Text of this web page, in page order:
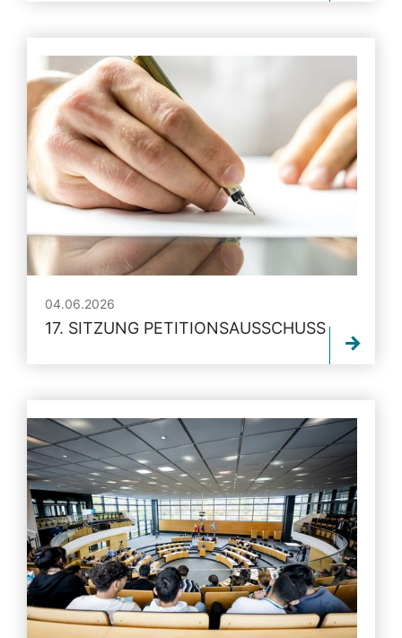
04.06.2026
17. SITZUNG PETITIONSAUSSCHUSS